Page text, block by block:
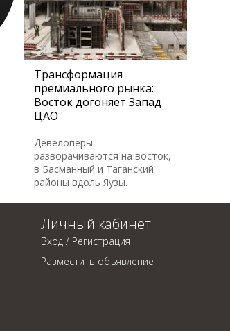
Трансформация
премиального рынка:
Восток догоняет Запад
ЦАО
Девелоперы
разворачиваются на восток,
в Басманный и Таганский
районы вдоль Яузы.
Личный кабинет
Вход / Регистрация
Разместить объявление